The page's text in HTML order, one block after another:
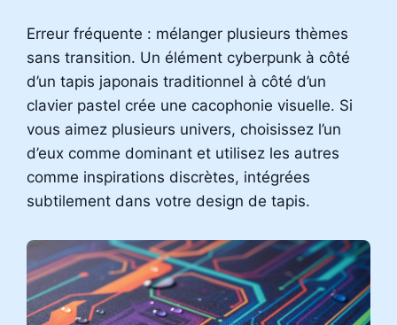
Erreur fréquente : mélanger plusieurs thèmes
sans transition. Un élément cyberpunk à côté
d’un tapis japonais traditionnel à côté d’un
clavier pastel crée une cacophonie visuelle. Si
vous aimez plusieurs univers, choisissez l’un
d’eux comme dominant et utilisez les autres
comme inspirations discrètes, intégrées
subtilement dans votre design de tapis.